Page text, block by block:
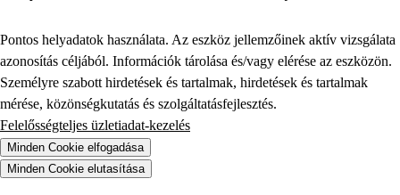
Pontos helyadatok használata. Az eszköz jellemzőinek aktív vizsgálata
azonosítás céljából. Információk tárolása és/vagy elérése az eszközön.
Személyre szabott hirdetések és tartalmak, hirdetések és tartalmak
mérése, közönségkutatás és szolgáltatásfejlesztés.
Felelősségteljes üzletiadat-kezelés
Minden Cookie elfogadása
Minden Cookie elutasítása